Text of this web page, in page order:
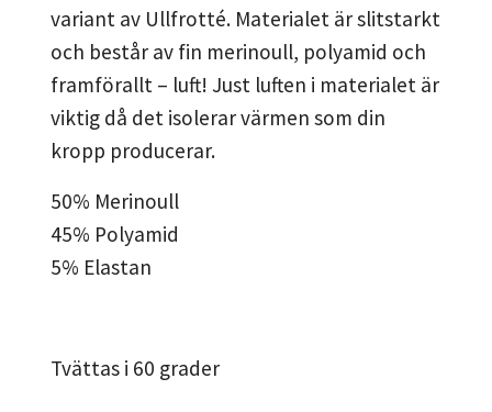
variant av Ullfrotté. Materialet är slitstarkt
och består av fin merinoull, polyamid och
framförallt – luft! Just luften i materialet är
viktig då det isolerar värmen som din
kropp producerar.
50% Merinoull
45% Polyamid
5% Elastan
Tvättas i 60 grader